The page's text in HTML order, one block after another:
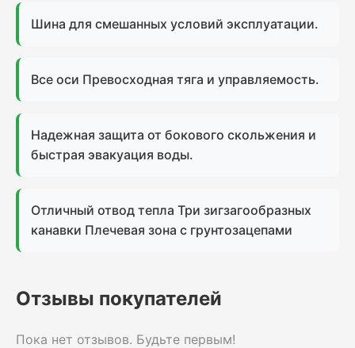
Шина для смешанных условий эксплуатации.
Все оси Превосходная тяга и управляемость.
Надежная защита от бокового скольжения и
быстрая эвакуация воды.
Отличный отвод тепла Три зигзагообразных
канавки Плечевая зона с грунтозацепами
Отзывы покупателей
Пока нет отзывов. Будьте первым!